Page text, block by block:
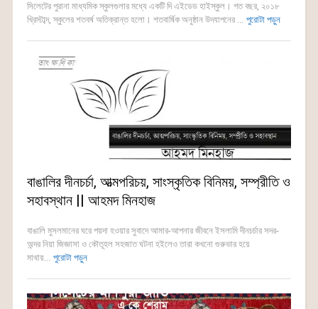
সিলেটের পুরানা মাধ্যমিক স্কুলগুলার মধ্যে একটি দি এইডেড হাইস্কুল। গত বছর, ২০১৮
খ্রিস্টাব্দ, স্কুলের শতবর্ষ অতিক্রান্ত হলো। শতবার্ষিক অনুষ্ঠান উদযাপনের ... পুরোটা পড়ুন
বাঙালির দীনচর্চা, আত্মপরিচয়, সাংস্কৃতিক বিনিময়, সম্প্রীতি ও
সহাবস্থান || আহমদ মিনহাজ
বাঙালি মুসলমানের ঘরে পয়দা হওয়ার সুবাদে আমার-আপনার জীবনে ইসলামি দীনচর্চার সদর-
অন্দর নিয়া জিজ্ঞাসা ও কৌতূহল সহজাত ঘটনা হইলেও তারা কখনো গুরুভার হয়ে
মাথায়... পুরোটা পড়ুন